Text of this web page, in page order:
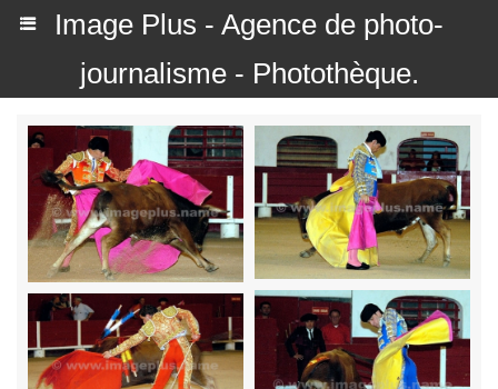
Image Plus - Agence de photo-
journalisme - Photothèque.